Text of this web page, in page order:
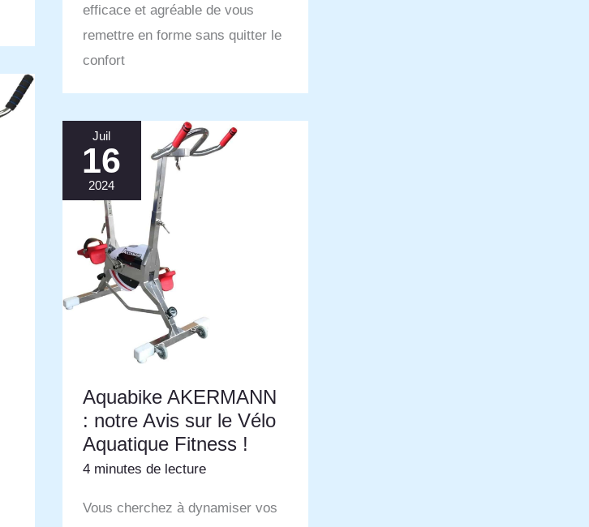
efficace et agréable de vous
remettre en forme sans quitter le
confort
Juil
16
2024
Aquabike AKERMANN
: notre Avis sur le Vélo
Aquatique Fitness !
4 minutes de lecture
Vous cherchez à dynamiser vos